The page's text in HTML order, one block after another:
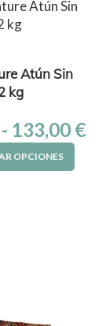
Atún Sin
kg
- 133,00 €
OPCIONES